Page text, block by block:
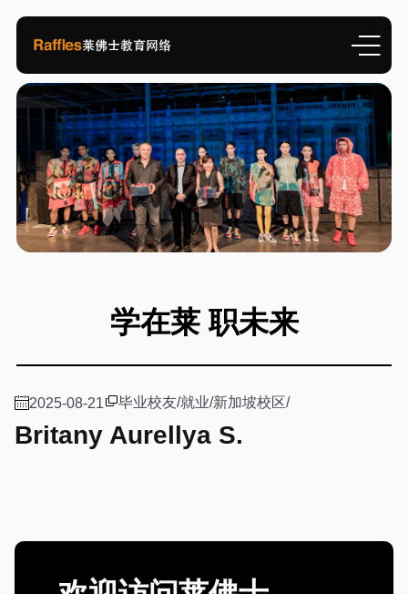
学在莱 职未来
2025-08-21 毕业校友/就业/新加坡校区/
Britany Aurellya S.